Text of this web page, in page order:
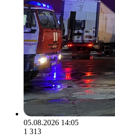
05.08.2026 14:05
1 313